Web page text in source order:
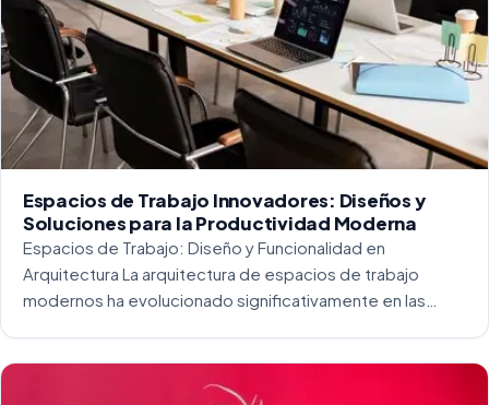
Espacios de Trabajo Innovadores: Diseños y
Soluciones para la Productividad Moderna
Espacios de Trabajo: Diseño y Funcionalidad en
Arquitectura La arquitectura de espacios de trabajo
modernos ha evolucionado significativamente en las